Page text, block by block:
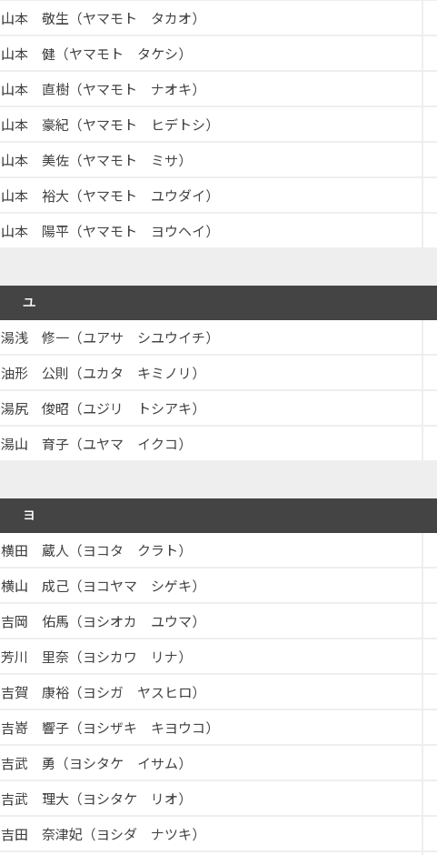
山本 敬生（ヤマモト タカオ）
山本 健（ヤマモト タケシ）
山本 直樹（ヤマモト ナオキ）
山本 豪紀（ヤマモト ヒデトシ）
山本 美佐（ヤマモト ミサ）
山本 裕大（ヤマモト ユウダイ）
山本 陽平（ヤマモト ヨウヘイ）
ユ
湯浅 修一（ユアサ シユウイチ）
油形 公則（ユカタ キミノリ）
湯尻 俊昭（ユジリ トシアキ）
湯山 育子（ユヤマ イクコ）
ヨ
横田 蔵人（ヨコタ クラト）
横山 成己（ヨコヤマ シゲキ）
吉岡 佑馬（ヨシオカ ユウマ）
芳川 里奈（ヨシカワ リナ）
吉賀 康裕（ヨシガ ヤスヒロ）
吉嵜 響子（ヨシザキ キヨウコ）
吉武 勇（ヨシタケ イサム）
吉武 理大（ヨシタケ リオ）
吉田 奈津妃（ヨシダ ナツキ）